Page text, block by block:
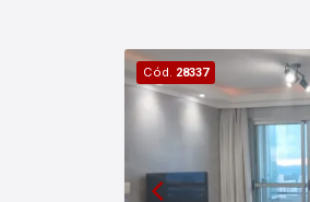
Cód. 28337